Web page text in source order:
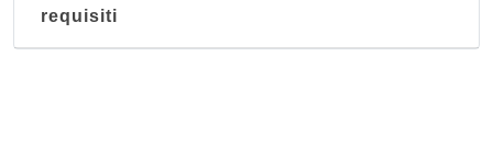
requisiti